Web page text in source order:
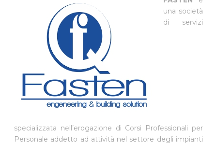
una società
di servizi
specializzata nell’erogazione di Corsi Professionali per
Personale addetto ad attività nel settore degli impianti